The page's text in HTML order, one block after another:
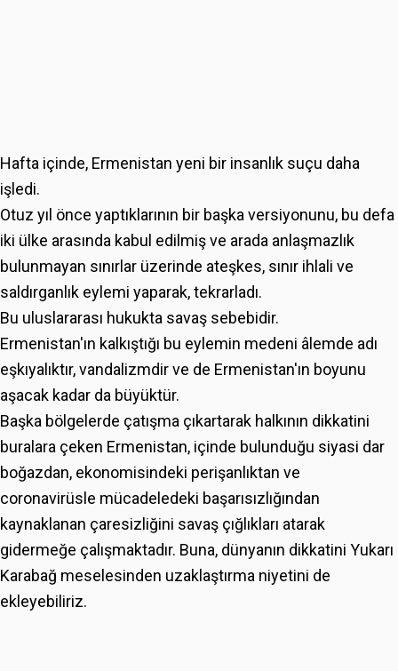
Hafta içinde, Ermenistan yeni bir insanlık suçu daha
işledi.
Otuz yıl önce yaptıklarının bir başka versiyonunu, bu defa
iki ülke arasında kabul edilmiş ve arada anlaşmazlık
bulunmayan sınırlar üzerinde ateşkes, sınır ihlali ve
saldırganlık eylemi yaparak, tekrarladı.
Bu uluslararası hukukta savaş sebebidir.
Ermenistan'ın kalkıştığı bu eylemin medeni âlemde adı
eşkıyalıktır, vandalizmdir ve de Ermenistan'ın boyunu
aşacak kadar da büyüktür.
Başka bölgelerde çatışma çıkartarak halkının dikkatini
buralara çeken Ermenistan, içinde bulunduğu siyasi dar
boğazdan, ekonomisindeki perişanlıktan ve
coronavirüsle mücadeledeki başarısızlığından
kaynaklanan çaresizliğini savaş çığlıkları atarak
gidermeğe çalışmaktadır. Buna, dünyanın dikkatini Yukarı
Karabağ meselesinden uzaklaştırma niyetini de
ekleyebiliriz.